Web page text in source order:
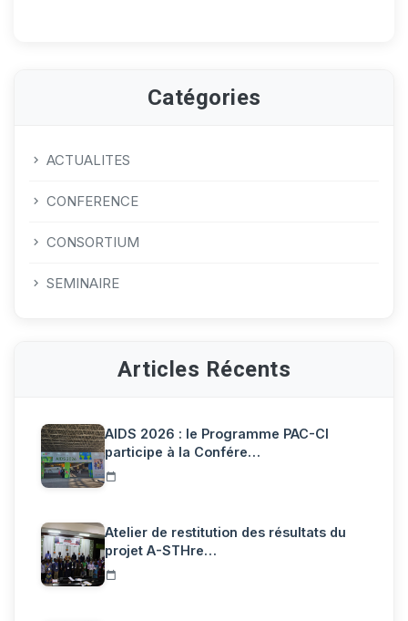
Catégories
ACTUALITES
CONFERENCE
CONSORTIUM
SEMINAIRE
Articles Récents
AIDS 2026 : le Programme PAC-CI
participe à la Confére…
Atelier de restitution des résultats du
projet A-STHre…